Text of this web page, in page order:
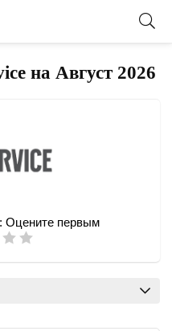
на Август 2026
Оцените первым